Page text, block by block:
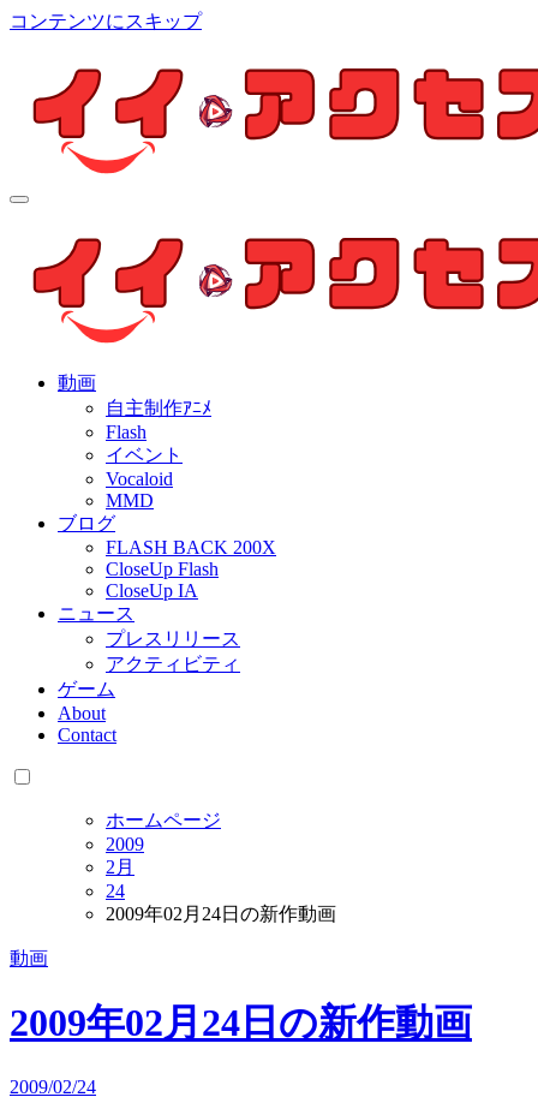
コンテンツにスキップ
個人制作アニメを中心とした動画紹介ブログ
動画
自主制作ｱﾆﾒ
Flash
イベント
Vocaloid
MMD
ブログ
FLASH BACK 200X
CloseUp Flash
CloseUp IA
ニュース
プレスリリース
アクティビティ
ゲーム
About
Contact
ホームページ
2009
2月
24
2009年02月24日の新作動画
動画
2009年02月24日の新作動画
2009/02/24